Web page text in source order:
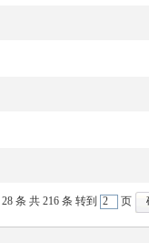
28 条 共 216 条 转到 页